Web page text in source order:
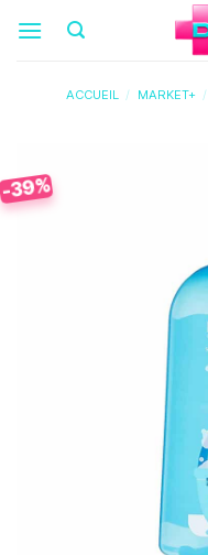
ACCUEIL / MARKET+ /
-39%